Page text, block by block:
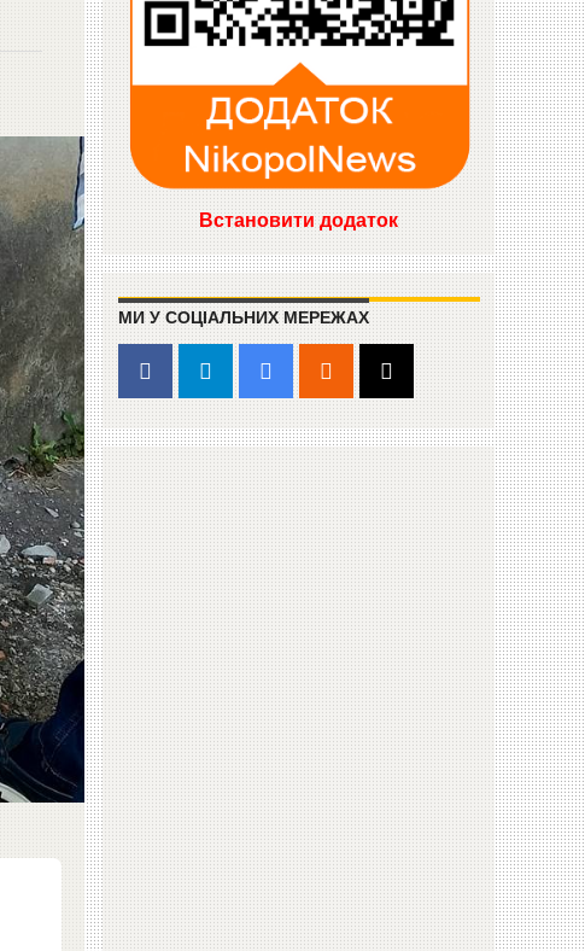
Встановити додаток
МИ У СОЦІАЛЬНИХ МЕРЕЖАХ